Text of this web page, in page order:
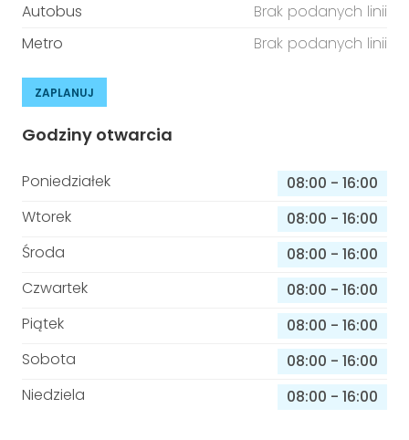
Autobus
Brak podanych linii
Metro
Brak podanych linii
ZAPLANUJ
Godziny otwarcia
Poniedziałek 08:00 - 16:00
Wtorek
08:00 - 16:00
Środa
08:00 - 16:00
Czwartek
08:00 - 16:00
Piątek
08:00 - 16:00
Sobota
08:00 - 16:00
Niedziela
08:00 - 16:00